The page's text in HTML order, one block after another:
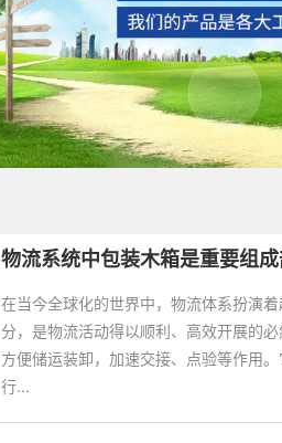
物流系统中包装木箱是重要组
在当今全球化的世界中，物流体系扮演
分，是物流活动得以顺利、高效开展的
方便储运装卸，加速交接、点验等作用
行...